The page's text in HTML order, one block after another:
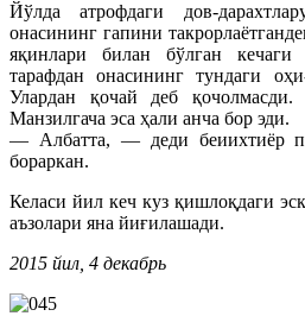
Йўлда атрофдаги дов-
онасининг гапини
яқинлари билан бўлган
тарафдан онасининг тундаги
Улардан қочай деб
Манзилгача эса ҳали анча бор эди.
— Албатта, — деди беиихтиёр
бораркан.
Келаси йил кеч куз қишлоқдаги
аъзолари яна йиғилашади.
2015 йил, 4 декабрь